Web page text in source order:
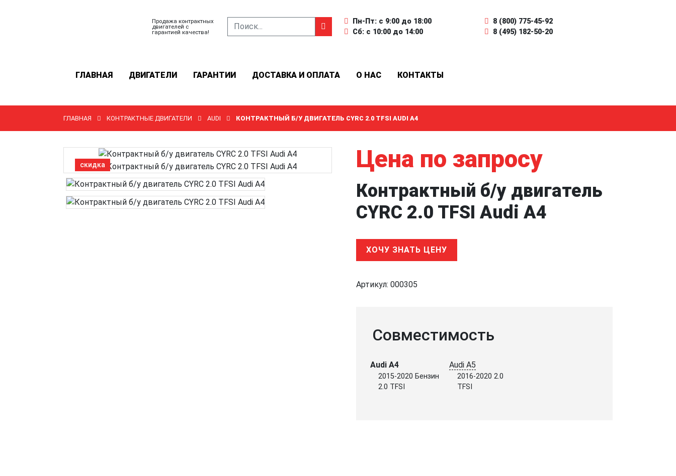
Продажа контрактных
двигателей с
гарантией качества!
Пн-Пт: с 9:00 до 18:00
Сб: с 10:00 до 14:00
8 (800) 775-45-92
8 (495) 182-50-20
ГЛАВНАЯ ДВИГАТЕЛИ ГАРАНТИИ ДОСТАВКА И ОПЛАТА О НАС КОНТАКТЫ
ГЛАВНАЯ КОНТРАКТНЫЕ ДВИГАТЕЛИ AUDI КОНТРАКТНЫЙ Б/У ДВИГАТЕЛЬ CYRC 2.0 TFSI AUDI A4
скидка Цена по запросу
Контрактный б/у двигатель
CYRC 2.0 TFSI Audi A4
ХОЧУ ЗНАТЬ ЦЕНУ
Артикул: 000305
Совместимость
Audi A4
2015-2020 Бензин
2.0 TFSI
Audi A5
2016-2020 2.0
TFSI